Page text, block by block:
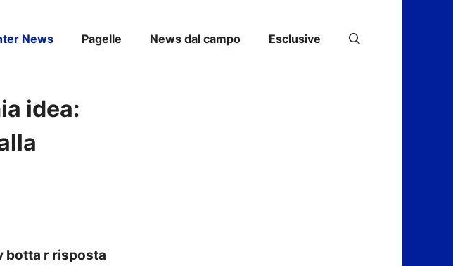
News Pagelle News dal campo Esclusive
idea:
botta r risposta